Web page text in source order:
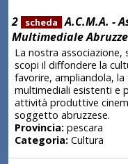
2 scheda A.C.M.A. -
Multimediale
La nostra associazione,
scopi il diffondere la
favorire, ampliandola,
multimediali esistenti e
attività produttive
soggetto abruzzese.
Provincia:pescara
Categoria:Cultura